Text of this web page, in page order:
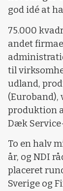
god idé at
75.000
andet
til
udland,
produktion
Dæk
To en halv
år, og NDI
placeret
Sverige og